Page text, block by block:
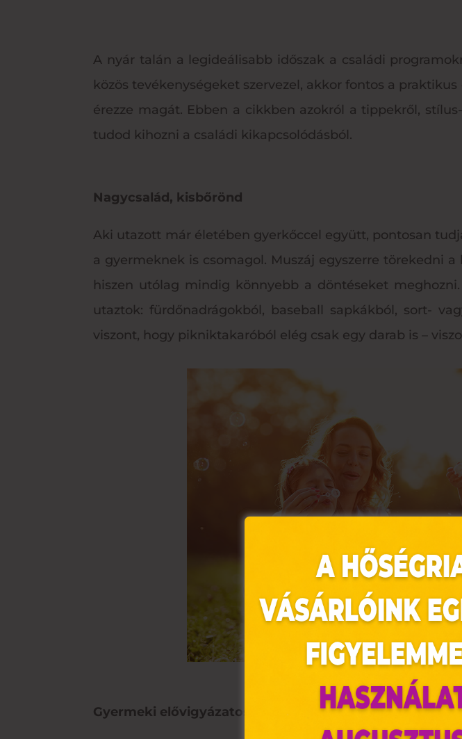
A nyár talán a legideálisabb időszak a családi
közös tevékenységeket szervezel, akkor fontos a
érezze magát. Ebben a cikkben azokról a tippekről,
tudod kihozni a családi kikapcsolódásból.
Nagycsalád, kisbőrönd
Aki utazott már életében gyerkőccel együtt, pontosan
a gyermeknek is csomagol. Muszáj egyszerre törekedni
hiszen utólag mindig könnyebb a döntéseket
utaztok: fürdőnadrágokból, baseball sapkákból, sort-
viszont, hogy pikniktakaróból elég csak egy darab is –
Gyermeki elővigyázatosság
Ez az oldal sütiket